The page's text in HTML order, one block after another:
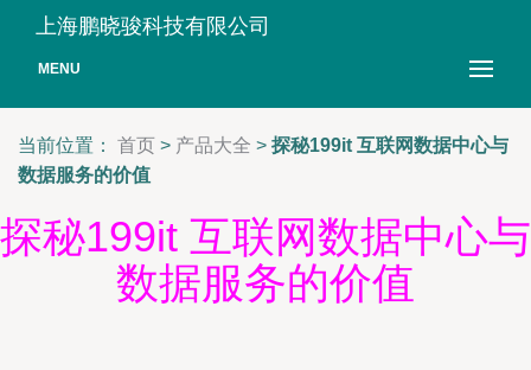
上海鹏晓骏科技有限公司
MENU
当前位置： 首页 > 产品大全 > 探秘199it 互联网数据中心与
数据服务的价值
探秘199it 互联网数据中心与
数据服务的价值